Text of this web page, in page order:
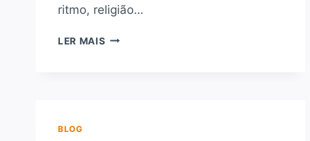
ritmo, religião…
LER MAIS QUAL
BLOG